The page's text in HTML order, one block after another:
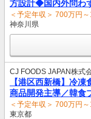
方設計◆国内外問わ
＜予定年収＞ 700万円～
神奈川県
CJ FOODS JAPAN株式
【港区西新橋】冷
商品開発主導／韓食
＜予定年収＞ 700万円～
東京都